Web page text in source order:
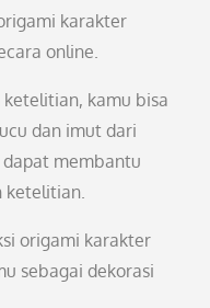
karakter
online.
kamu bisa
dan imut dari
membantu
ketelitian.
origami karakter
sebagai dekorasi